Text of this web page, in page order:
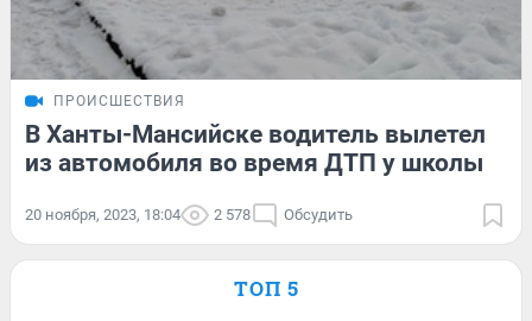
ПРОИСШЕСТВИЯ
В Ханты-Мансийске водитель вылетел
из автомобиля во время ДТП у школы
20 ноября, 2023, 18:04 2 578 Обсудить
ТОП 5